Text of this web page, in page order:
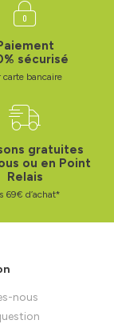
sécurisé
carte bancaire
gratuites
ou en Point
Relais
69€ d’achat*
nous